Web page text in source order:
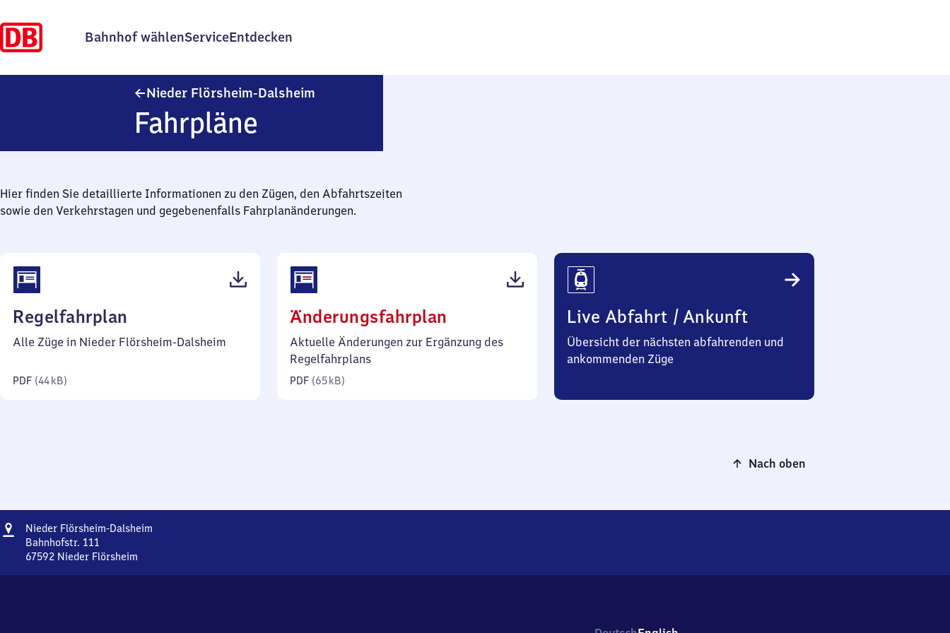
Bahnhof wählenServiceEntdecken
Nieder Flörsheim-Dalsheim
Fahrpläne
Hier finden Sie detaillierte Informationen zu den Zügen, den Abfahrtszeiten
sowie den Verkehrstagen und gegebenenfalls Fahrplanänderungen.
Regelfahrplan
44
Alle Züge in Nieder Flörsheim-Dalsheim
PDF (44 kB)
Änderungsfahrplan
65
Aktuelle Änderungen zur Ergänzung des
Regelfahrplans
PDF (65 kB)
Live Abfahrt / Ankunft
Übersicht der nächsten abfahrenden und
ankommenden Züge
Nach oben
Adresse
Nieder Flörsheim-Dalsheim
Bahnhofstr. 111
67592 Nieder Flörsheim